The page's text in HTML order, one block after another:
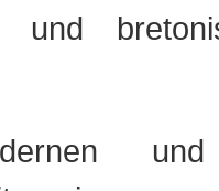
und
und